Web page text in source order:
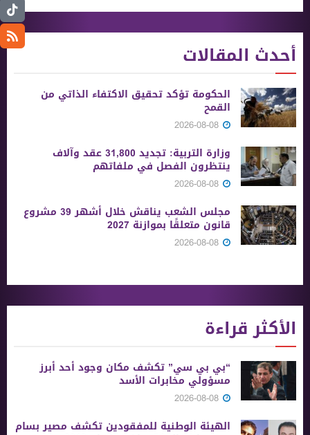
أحدث المقالات
الحكومة تؤكد تحقيق الاكتفاء الذاتي من
القمح
وزارة التربية: تجديد 31,800 عقد وآلاف
ينتظرون الفصل في ملفاتهم
مجلس الشعب يناقش خلال أشهر 39 مشروع
قانون متعلقًا بموازنة 2027
الأكثر قراءة
“بي بي سي” تكشف مكان وجود أحد أبرز
مسؤولي مخابرات الأسد
الهيئة الوطنية للمفقودين تكشف مصير بسام